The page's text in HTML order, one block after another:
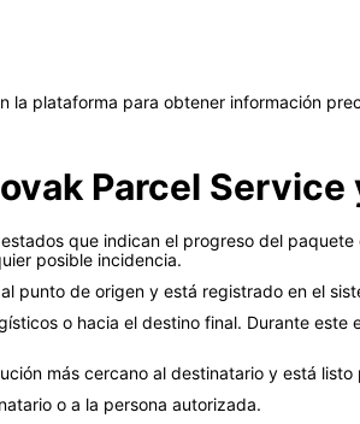
la plataforma para obtener información
Parcel
que indican el progreso del
posible incidencia.
punto de origen y está registrado en el
o hacia el destino final. Durante
más cercano al destinatario y está listo
o a la persona autorizada.